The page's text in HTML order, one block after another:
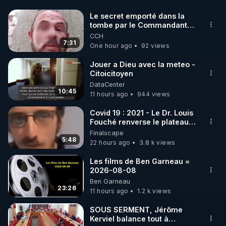
🌱 INSTAGRAM
https://www.instagram.com/rdlr_thierrycasasnovas/
http://rgnr.li/instagram
🌱 LA NEWSLETTER
Pour ne pas rater l’actualité RGNR (stages,
http://rgnr.li/news
🌱 VIDÉOS NON CENSURÉES SUR ODYSEE
Toutes les vidéos Youtube sont aussi sur la
http://rgnr.li/odysee
🌱 LES STAGES EN PRÉSENTIEL
7:31
Le secret emporté dans la
tombe par le Commandant
Cousteau le 25 juin 1997
CCH
One hour ago
92 views
10:45
Jouer a Dieu avec la meteo -
Citoicitoyen
DataCenter
11 hours ago
944 views
5:48
Covid 19 : 2021 - Le Dr. Louis
Fouché renverse le plateau
de CNews !
Finalscape
22 hours ago
3.8 k views
23:26
Les films de Ben Garneau =
2026-08-08
Ben Garneau
11 hours ago
1.2 k views
SOUS SERMENT, Jérôme
Kerviel balance tout à